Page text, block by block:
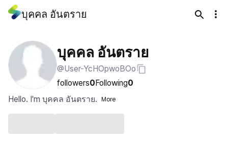
บุคคล อันตราย
บุคคล อันตราย
@User-YcHOpwoBOo
followers0Following0
Hello. I'm บุคคล อันตราย.
More